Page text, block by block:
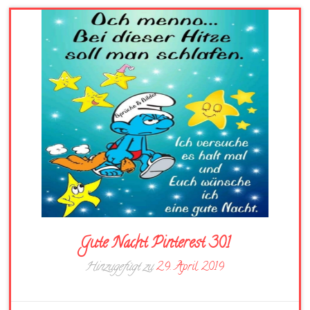
Gute Nacht Pinterest 301
Hinzugefügt zu29. April 2019